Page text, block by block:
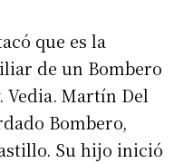
que es la
de un Bombero
Vedia. Martín Del
Bombero,
Su hijo inició